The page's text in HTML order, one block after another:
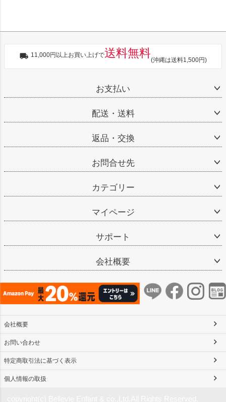
11,000円以上お買い上げで送料無料
(沖縄は送料1,500円)
お支払い
配送・送料
返品・交換
お問合せ先
カテゴリー
マイページ
サポート
会社概要
会社概要
お問い合わせ
特定商取引法に基づく表示
個人情報の取扱